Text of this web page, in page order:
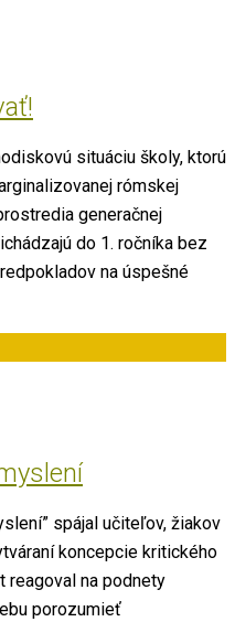
situáciu školy, ktorú
rómskej
generačnej
do 1. ročníka bez
na úspešné
spájal učiteľov, žiakov
koncepcie kritického
reagoval na podnety
porozumieť